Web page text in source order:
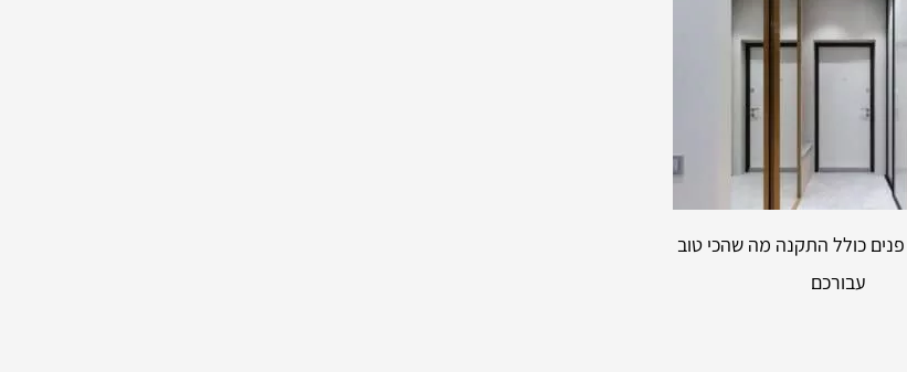
כולל התקנה מה שהכי טוב
עבורכם